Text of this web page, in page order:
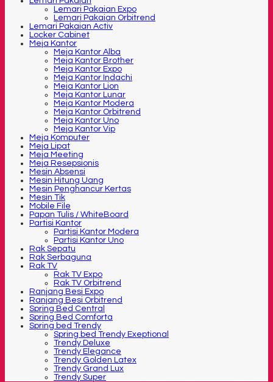
Lemari Pakaian Expo
Lemari Pakaian Orbitrend
Lemari Pakaian Activ
Locker Cabinet
Meja Kantor
Meja Kantor Alba
Meja Kantor Brother
Meja Kantor Expo
Meja Kantor Indachi
Meja Kantor Lion
Meja Kantor Lunar
Meja Kantor Modera
Meja Kantor Orbitrend
Meja Kantor Uno
Meja Kantor Vip
Meja Komputer
Meja Lipat
Meja Meeting
Meja Resepsionis
Mesin Absensi
Mesin Hitung Uang
Mesin Penghancur Kertas
Mesin Tik
Mobile File
Papan Tulis / WhiteBoard
Partisi Kantor
Partisi Kantor Modera
Partisi Kantor Uno
Rak Sepatu
Rak Serbaguna
Rak TV
Rak TV Expo
Rak TV Orbitrend
Ranjang Besi Expo
Ranjang Besi Orbitrend
Spring Bed Central
Spring Bed Comforta
Spring bed Trendy
Spring bed Trendy Exeptional
Trendy Deluxe
Trendy Elegance
Trendy Golden Latex
Trendy Grand Lux
Trendy Super